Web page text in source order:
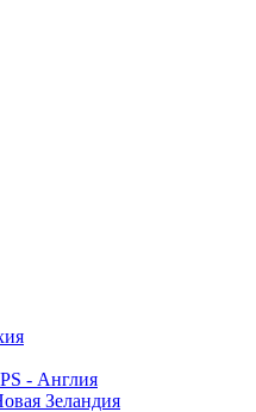
- Англия
Зеландия